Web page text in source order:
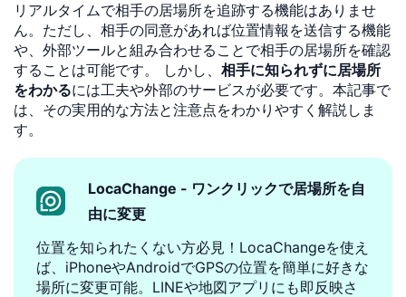
リアルタイムで相手の居場所を追跡する機能はありませ
ん。ただし、相手の同意があれば位置情報を送信する機能
や、外部ツールと組み合わせることで相手の居場所を確認
することは可能です。 しかし、 相手に知られずに居場所
をわかるには工夫や外部のサービスが必要です。本記事で
は、その実用的な方法と注意点をわかりやすく解説しま
す。
LocaChange - ワンクリックで居場所を自
由に変更
位置を知られたくない方必見！LocaChangeを使え
ば、iPhoneやAndroidでGPSの位置を簡単に好きな
場所に変更可能。LINEや地図アプリにも即反映さ